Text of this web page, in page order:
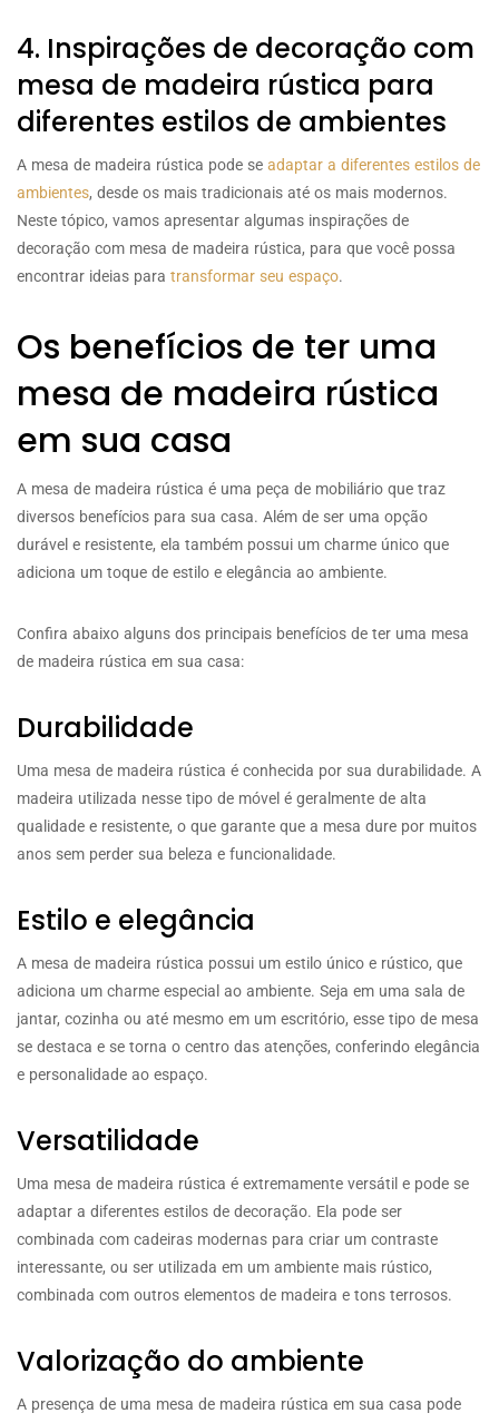
4. Inspirações de decoração com
mesa de madeira rústica para
diferentes estilos de ambientes
A mesa de madeira rústica pode se adaptar a diferentes estilos de
ambientes, desde os mais tradicionais até os mais modernos.
Neste tópico, vamos apresentar algumas inspirações de
decoração com mesa de madeira rústica, para que você possa
encontrar ideias para transformar seu espaço.
Os benefícios de ter uma
mesa de madeira rústica
em sua casa
A mesa de madeira rústica é uma peça de mobiliário que traz
diversos benefícios para sua casa. Além de ser uma opção
durável e resistente, ela também possui um charme único que
adiciona um toque de estilo e elegância ao ambiente.
Confira abaixo alguns dos principais benefícios de ter uma mesa
de madeira rústica em sua casa:
Durabilidade
Uma mesa de madeira rústica é conhecida por sua durabilidade. A
madeira utilizada nesse tipo de móvel é geralmente de alta
qualidade e resistente, o que garante que a mesa dure por muitos
anos sem perder sua beleza e funcionalidade.
Estilo e elegância
A mesa de madeira rústica possui um estilo único e rústico, que
adiciona um charme especial ao ambiente. Seja em uma sala de
jantar, cozinha ou até mesmo em um escritório, esse tipo de mesa
se destaca e se torna o centro das atenções, conferindo elegância
e personalidade ao espaço.
Versatilidade
Uma mesa de madeira rústica é extremamente versátil e pode se
adaptar a diferentes estilos de decoração. Ela pode ser
combinada com cadeiras modernas para criar um contraste
interessante, ou ser utilizada em um ambiente mais rústico,
combinada com outros elementos de madeira e tons terrosos.
Valorização do ambiente
A presença de uma mesa de madeira rústica em sua casa pode